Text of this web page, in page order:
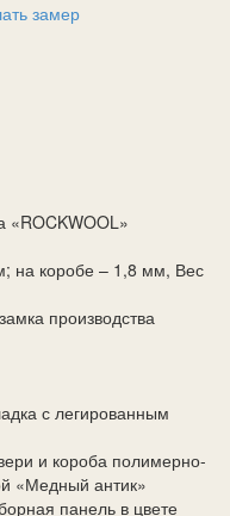
замер
«ROCKWOOL»
на коробе – 1,8 мм, Вес
производства
с легированным
и короба полимерно-
«Медный антик»
панель в цвете